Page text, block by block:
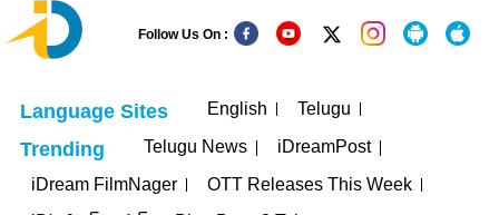
Follow Us On :
Language Sites English Telugu
Trending Telugu News
iDreamPost
iDream FilmNager
OTT Releases This Week